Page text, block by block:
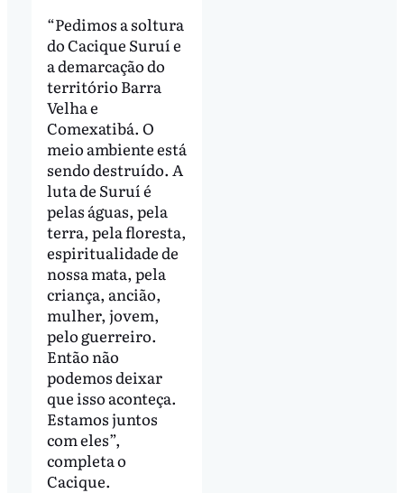
“Pedimos a soltura
do Cacique Suruí e
a demarcação do
território Barra
Velha e
Comexatibá. O
meio ambiente está
sendo destruído. A
luta de Suruí é
pelas águas, pela
terra, pela floresta,
espiritualidade de
nossa mata, pela
criança, ancião,
mulher, jovem,
pelo guerreiro.
Então não
podemos deixar
que isso aconteça.
Estamos juntos
com eles”,
completa o
Cacique.